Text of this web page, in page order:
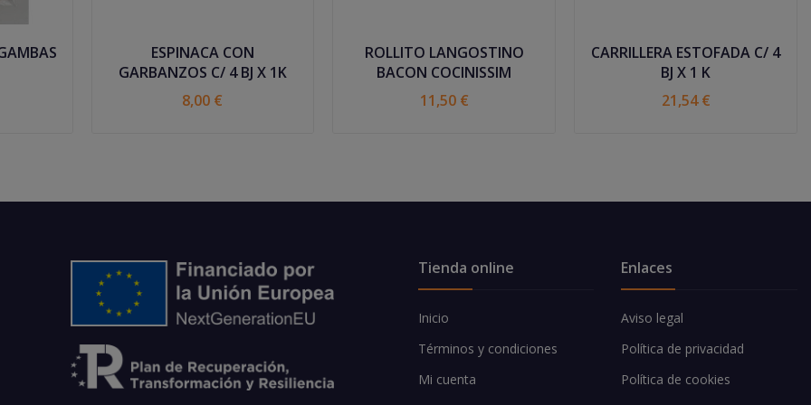
ESPINACA CON
GARBANZOS C/ 4 BJ X 1K
8,00 €
ROLLITO LANGOSTINO
BACON COCINISSIM
11,50 €
CARRILLERA ESTOFADA C/ 4
BJ X 1 K
21,54 €
Tienda online
Inicio
Términos y condiciones
Mi cuenta
Enlaces
Aviso legal
Política de privacidad
Política de cookies